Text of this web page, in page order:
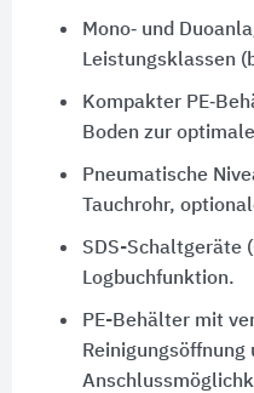
Mono‑ und
Leistungsklassen
Kompakter
Boden zur
Pneumatische
Tauchrohr,
SDS-Schaltgeräte
Logbuchfunktion.
PE-Behälter mit